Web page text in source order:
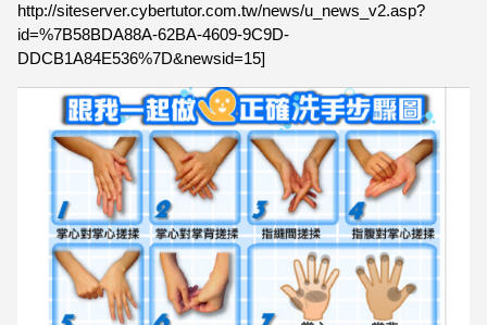
http://siteserver.cybertutor.com.tw/news/u_news_v2.asp?
id=%7B58BDA88A-62BA-4609-9C9D-
DDCB1A84E536%7D&newsid=15]